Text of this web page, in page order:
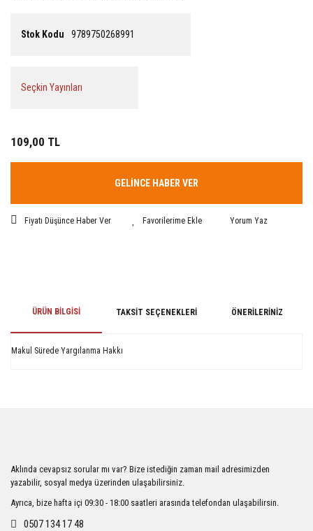
Stok Kodu 9789750268991
Seçkin Yayınları
109,00 TL
GELİNCE HABER VER
Fiyatı Düşünce Haber Ver Yorum Yaz
ÜRÜN BILGISI TAKSIT SEÇENEKLERI ÖNERILERINIZ
Makul Sürede Yargılanma Hakkı
Ürün açıklamasında eksik bilgiler bulunuyor.
Ürün bilgilerinde hatalar bulunuyor.
Ürün fiyatı diğer sitelerden daha pahalı.
Aklında cevapsız sorular mı var? Bize istediğin zaman mail adresimizden
yazabilir, sosyal medya üzerinden ulaşabilirsiniz.
Ayrıca, bize hafta içi 09:30 - 18:00 saatleri arasında telefondan ulaşabilirsin.
0507 134 17 48